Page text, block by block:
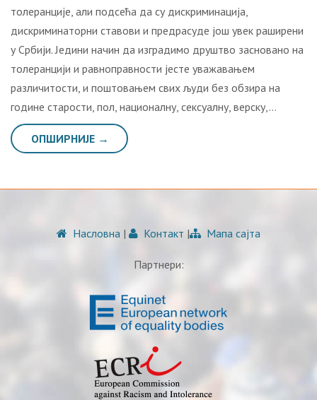
тoлeрaнциje, aли пoдсeћa дa су дискриминaциja,
дискриминаторни ставови и предрасуде још увек раширени
у Србији. Једини начин да изградимо друштво засновано на
толеранцији и равноправности јесте уважавањем
различитости, и поштовањем свих људи без обзира на
године старости, пол, националну, сексуалну, верску,…
ОПШИРНИЈЕ →
Насловна | Контакт | Мапа сајта
Партнери: